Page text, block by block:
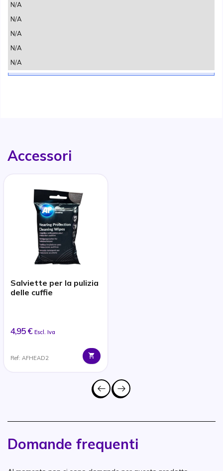
N/A
N/A
N/A
N/A
N/A
Accessori
Salviette per la pulizia
delle cuffie
4,95 € Escl. Iva
Ref: AFHEAD2
Domande frequenti